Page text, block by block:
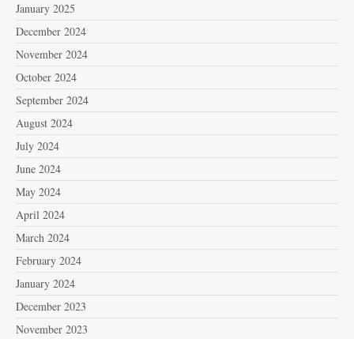
January 2025
December 2024
November 2024
October 2024
September 2024
August 2024
July 2024
June 2024
May 2024
April 2024
March 2024
February 2024
January 2024
December 2023
November 2023